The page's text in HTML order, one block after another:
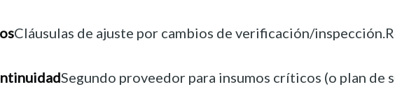
Cláusulas de ajuste por cambios de verificación/
Segundo proveedor para insumos críticos (o plan